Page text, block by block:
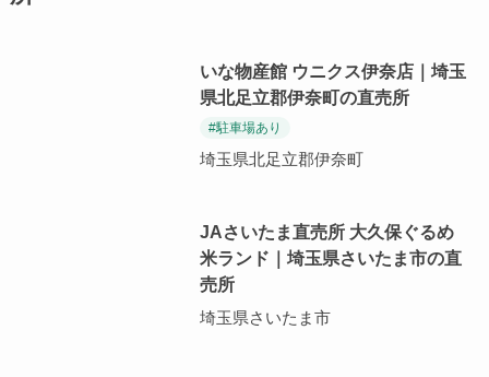
いな物産館 ウニクス伊奈店｜埼玉
県北足立郡伊奈町の直売所
#駐車場あり
埼玉県北足立郡伊奈町
JAさいたま直売所 大久保ぐるめ
米ランド｜埼玉県さいたま市の直
売所
埼玉県さいたま市